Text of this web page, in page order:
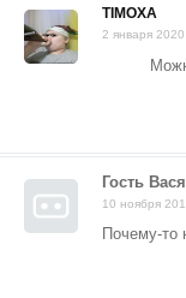
TIMOXA
2 января
Гость Вася
10 ноября
Почему-то